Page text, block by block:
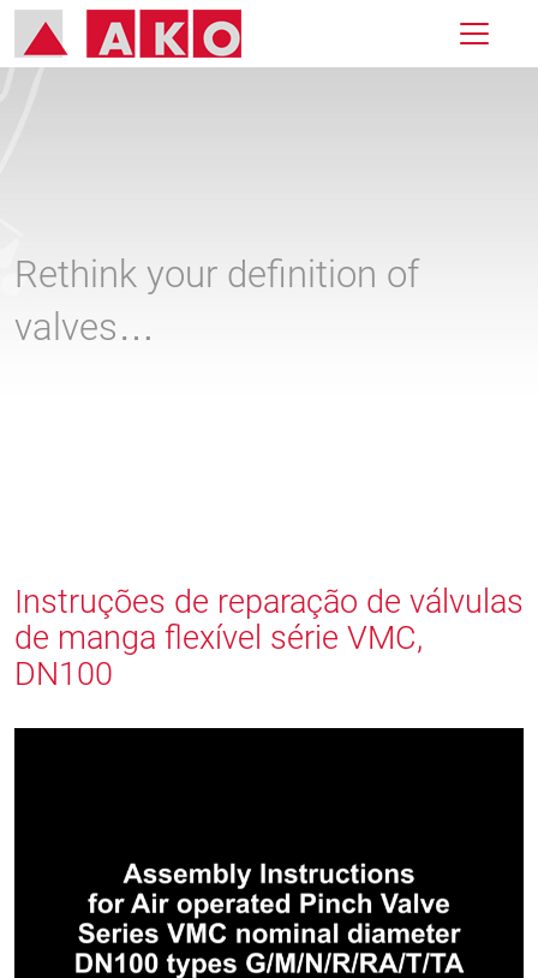
Rethink your definition of
valves…
Instruções de reparação de válvulas
de manga flexível série VMC,
DN100